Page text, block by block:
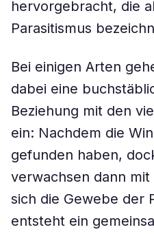
hervorgebracht, die
Parasitismus
Bei einigen Arten
dabei eine
Beziehung mit den
ein: Nachdem die
gefunden haben,
verwachsen dann
sich die Gewebe der
entsteht ein